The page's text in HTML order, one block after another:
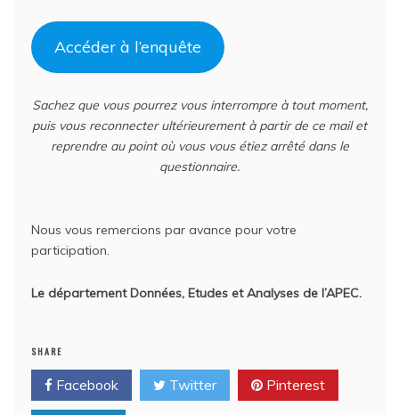
Accéder à l’enquête
Sachez que vous pourrez vous interrompre à tout moment,
puis vous reconnecter ultérieurement à partir de ce mail et
reprendre au point où vous vous étiez arrêté dans le
questionnaire.
Nous vous remercions par avance pour votre
participation.
Le département Données, Etudes et Analyses de l’APEC.
SHARE
Facebook Twitter Pinterest